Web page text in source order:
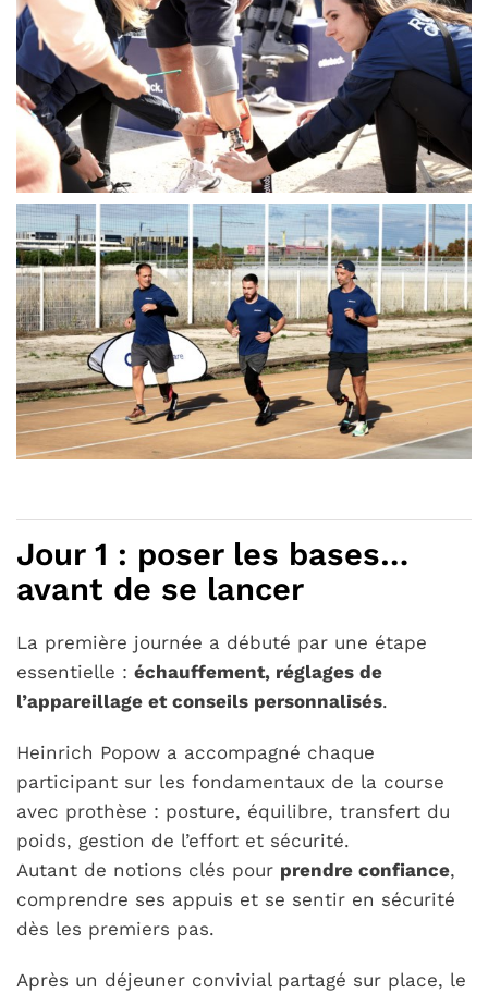
Jour 1 : poser les bases…
avant de se lancer
La première journée a débuté par une étape
essentielle :échauffement, réglages de
l’appareillage et conseils personnalisés.
Heinrich Popow a accompagné chaque
participant sur les fondamentaux de la course
avec prothèse : posture, équilibre, transfert du
poids, gestion de l’effort et sécurité.
Autant de notions clés pour prendre confiance,
comprendre ses appuis et se sentir en sécurité
dès les premiers pas.
Après un déjeuner convivial partagé sur place, le